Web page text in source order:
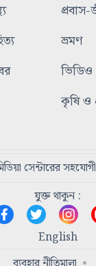
ভ্রমণ
ভিডিও
কৃষি ও
সেন্টারের সহযোগী
যুক্ত থাকুন :
English